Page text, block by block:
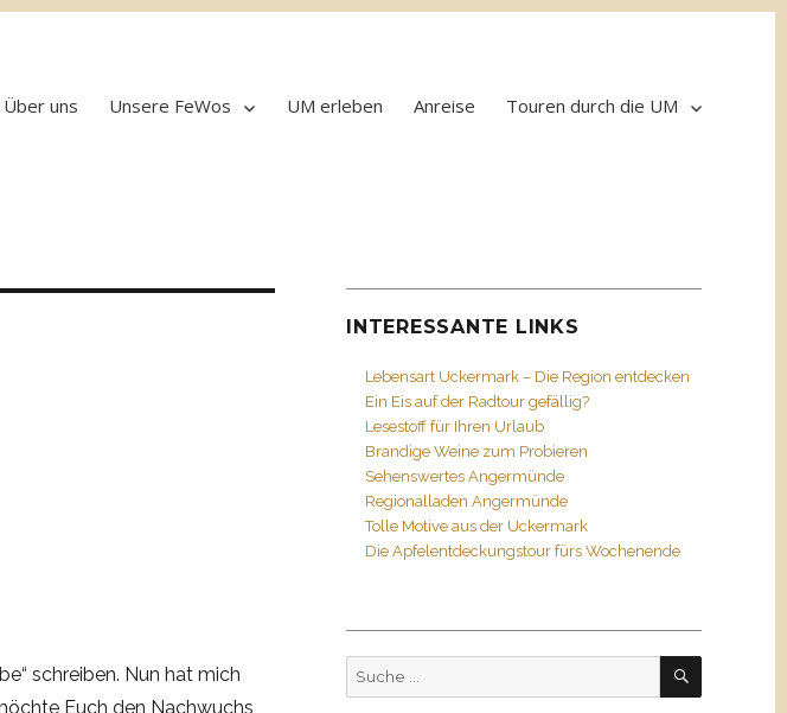
Über uns Unsere FeWos UM erleben Anreise Touren durch die UM
schreiben. Nun hat mich
Euch den Nachwuchs
INTERESSANTE LINKS
Lebensart Uckermark – Die Region entdecken
Ein Eis auf der Radtour gefällig?
Lesestoff für Ihren Urlaub
Brandige Weine zum Probieren
Sehenswertes Angermünde
Regionalladen Angermünde
Tolle Motive aus der Uckermark
Die Apfelentdeckungstour fürs Wochenende
Suche
nach:
SUCHEN